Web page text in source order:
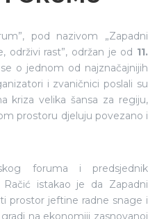
pod nazivom „Zapadni
održivi rast”, održan je od 11.
o jednom od najznačajnijih
i zvaničnici poslali su
kriza velika šansa za regiju,
prostoru djeluju povezano i
foruma i predsjednik
istakao je da Zapadni
prostor jeftine radne snage i
na ekonomiji zasnovanoj